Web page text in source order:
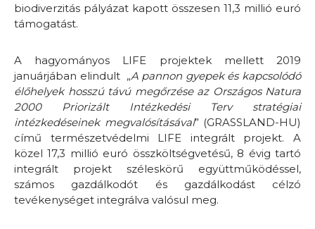
biodiverzitás pályázat kapott összesen 11,3 millió euró
támogatást.
A hagyományos LIFE projektek mellett 2019
januárjában elindult „A pannon gyepek és kapcsolódó
élőhelyek hosszú távú megőrzése az Országos Natura
2000 Priorizált Intézkedési Terv stratégiai
intézkedéseinek megvalósításával” (GRASSLAND-HU)
című természetvédelmi LIFE integrált projekt. A
közel 17,3 millió euró összköltségvetésű, 8 évig tartó
integrált projekt széleskörű együttműködéssel,
számos gazdálkodót és gazdálkodást célzó
tevékenységet integrálva valósul meg.